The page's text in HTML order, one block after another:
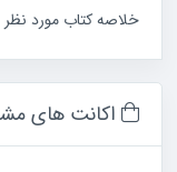
خلاصه کتاب مورد
اکانت های